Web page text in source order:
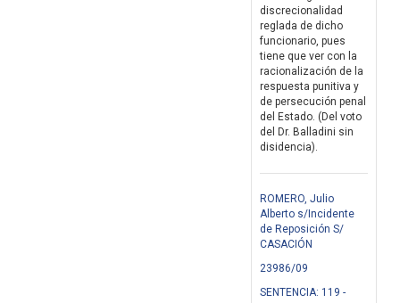
discrecionalidad
reglada de dicho
funcionario, pues
tiene que ver con la
racionalización de la
respuesta punitiva y
de persecución penal
del Estado. (Del voto
del Dr. Balladini sin
disidencia).
ROMERO, Julio
Alberto s/Incidente
de Reposición S/
CASACIÓN
23986/09
SENTENCIA: 119 -